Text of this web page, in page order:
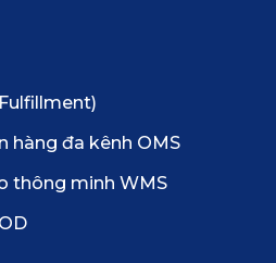
hàng đa kênh OMS
thông minh WMS